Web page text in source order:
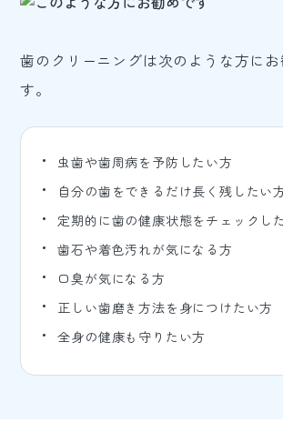
歯のクリーニングは次のような方に
す。
虫歯や歯周病を予防したい方
自分の歯をできるだけ長く残したい
定期的に歯の健康状態をチェックし
歯石や着色汚れが気になる方
口臭が気になる方
正しい歯磨き方法を身につけたい方
全身の健康も守りたい方